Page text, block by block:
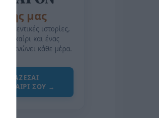
μας
αυθεντικές ιστορίες,
και ένας
μας ενώνει κάθε μέρα.
ΣΟΥ →